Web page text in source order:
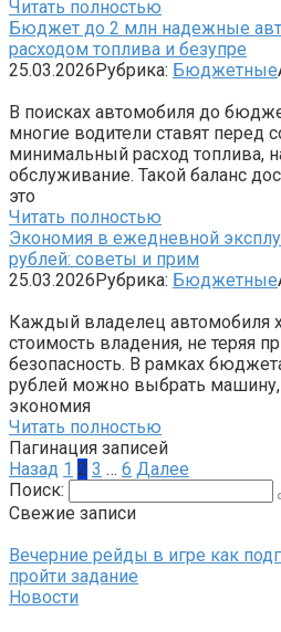
Читать полностью
Бюджет до 2 млн надежные
расходом топлива и безупре
25.03.2026Рубрика: Бюджетные
В поисках автомобиля до
многие водители ставят перед
минимальный расход топлива,
обслуживание. Такой баланс
это
Читать полностью
Экономия в ежедневной
рублей: советы и прим
25.03.2026Рубрика: Бюджетные
Каждый владелец автомобиля
стоимость владения, не теряя
безопасность. В рамках
рублей можно выбрать машину,
экономия
Читать полностью
Пагинация записей
Назад 1 2 3 … 6 Далее
Поиск:
Свежие записи
Вечерние рейды в игре как
пройти задание
Новости